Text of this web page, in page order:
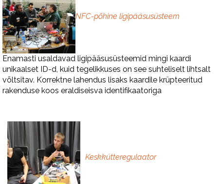
NFC-põhine ligipääsusüsteem
Enamasti usaldavad ligipääsusüsteemid mingi kaardi
unikaalset ID-d, kuid tegelikkuses on see suhteliselt lihtsalt
võltsitav. Korrektne lahendus lisaks kaardile krüpteeritud
rakenduse koos eraldiseisva identifikaatoriga
Keskkütteregulaator